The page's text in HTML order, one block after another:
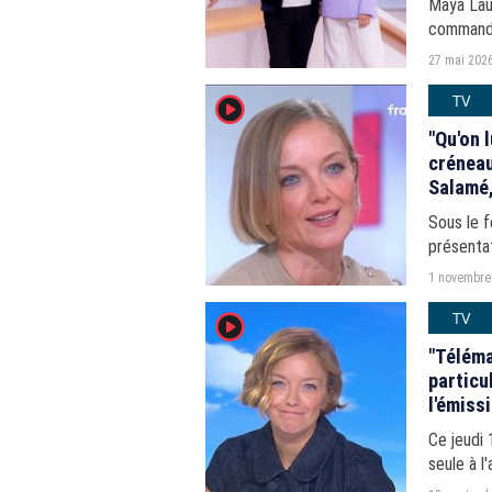
Maya
27 mai
player2 TV
"Qu'on
Sous le
1
player2 TV
à
Ce jeudi
seule à